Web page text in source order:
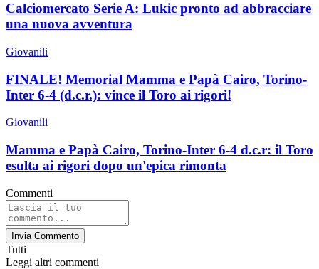
Calciomercato Serie A: Lukic pronto ad abbracciare
una nuova avventura
Giovanili
FINALE! Memorial Mamma e Papà Cairo, Torino-
Inter 6-4 (d.c.r.): vince il Toro ai rigori!
Giovanili
Mamma e Papà Cairo, Torino-Inter 6-4 d.c.r: il Toro
esulta ai rigori dopo un'epica rimonta
Commenti
Invia Commento
Tutti
Leggi altri commenti